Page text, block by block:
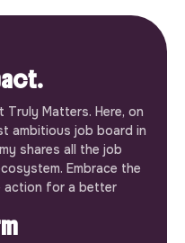
Truly Matters. Here, on
ambitious job board in
shares all the job
Embrace the
action for a better